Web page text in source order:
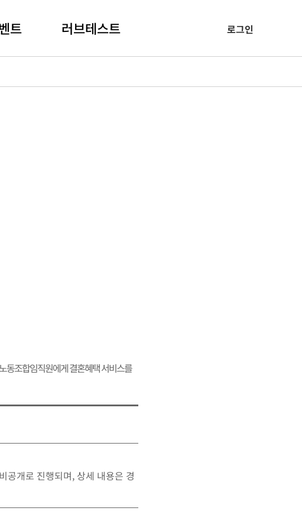
트 러브테스트 로그인
동조합임직원에게 결혼혜택 서비스를
공개로 진행되며, 상세 내용은 경